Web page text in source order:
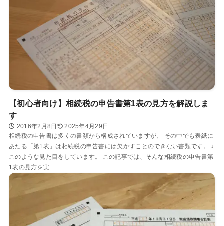
【初心者向け】相続税の申告書第1表の見方を解説しま
す
2016年2月8日
2025年4月29日
相続税の申告書は多くの書類から構成されていますが、 その中でも表紙に
あたる「第1表」は相続税の申告書には欠かすことのできない書類です。 ↓
このような見た目をしています。 この記事では、そんな相続税の申告書第
1表の見方を実...